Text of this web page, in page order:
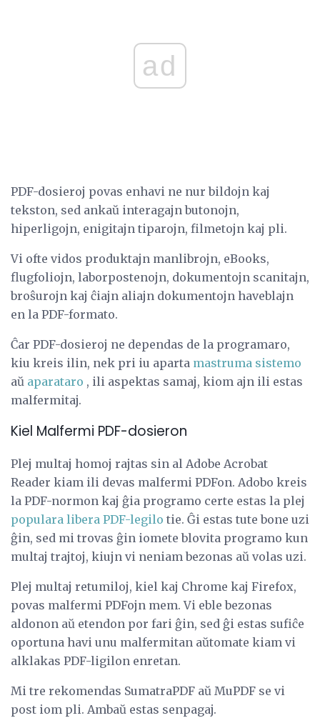
ad
PDF-dosieroj povas enhavi ne nur bildojn kaj
tekston, sed ankaŭ interagajn butonojn,
hiperligojn, enigitajn tiparojn, filmetojn kaj pli.
Vi ofte vidos produktajn manlibrojn, eBooks,
flugfoliojn, laborpostenojn, dokumentojn scanitajn,
broŝurojn kaj ĉiajn aliajn dokumentojn haveblajn
en la PDF-formato.
Ĉar PDF-dosieroj ne dependas de la programaro,
kiu kreis ilin, nek pri iu aparta mastruma sistemo
aŭ aparataro , ili aspektas samaj, kiom ajn ili estas
malfermitaj.
Kiel Malfermi PDF-dosieron
Plej multaj homoj rajtas sin al Adobe Acrobat
Reader kiam ili devas malfermi PDFon. Adobo kreis
la PDF-normon kaj ĝia programo certe estas la plej
populara libera PDF-legilo tie. Ĝi estas tute bone uzi
ĝin, sed mi trovas ĝin iomete blovita programo kun
multaj trajtoj, kiujn vi neniam bezonas aŭ volas uzi.
Plej multaj retumiloj, kiel kaj Chrome kaj Firefox,
povas malfermi PDFojn mem. Vi eble bezonas
aldonon aŭ etendon por fari ĝin, sed ĝi estas sufiĉe
oportuna havi unu malfermitan aŭtomate kiam vi
alklakas PDF-ligilon enretan.
Mi tre rekomendas SumatraPDF aŭ MuPDF se vi
post iom pli. Ambaŭ estas senpagaj.